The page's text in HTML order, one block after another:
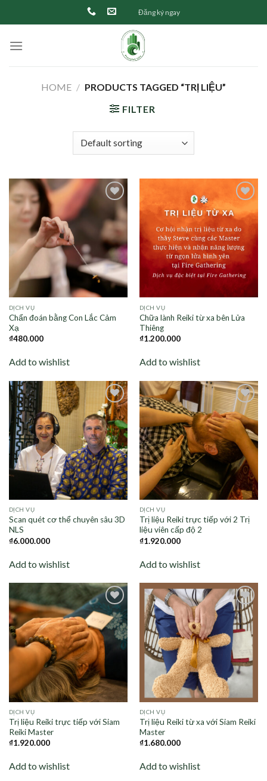
to
Đăng ký ngay
HOME / PRODUCTS TAGGED “TRỊ LIỆU”
FILTER
Add to
DỊCH VỤ
Chẩn đoán bằng Con Lắc Cảm
Xạ
₫480.000
Add to wishlist
wishlist
DỊCH VỤ
Chữa lành Reiki từ xa bên Lửa
Thiêng
₫1.200.000
Add to wishlist
Add to
wishlist
DỊCH VỤ
Scan quét cơ thể chuyên sâu 3D
NLS
₫6.000.000
Add to wishlist
Add to
wishlist
DỊCH VỤ
Trị liệu Reiki trực tiếp với 2 Trị
liệu viên cấp độ 2
₫1.920.000
Add to wishlist
Add to
wishlist
DỊCH VỤ
Trị liệu Reiki trực tiếp với Siam
Reiki Master
₫1.920.000
Add to wishlist
Add to
wishlist
DỊCH VỤ
Trị liệu Reiki từ xa với Siam Reiki
Master
₫1.680.000
Add to wishlist